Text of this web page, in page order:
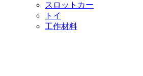
スロットカー
トイ
工作材料